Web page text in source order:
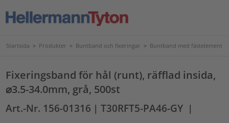
Startsida > Produkter > Buntband och fixeringar > Buntband med fästelement
Fixeringsband för hål (runt), räfflad insida,
⌀3.5-34.0mm, grå, 500st
Art.-Nr. 156-01316 | T30RFT5-PA46-GY |